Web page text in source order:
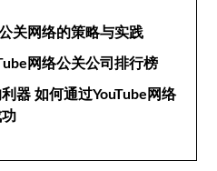
关网络的策略与实践
网络公关公司排行榜
器 如何通过YouTube网络